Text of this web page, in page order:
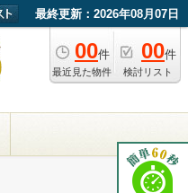
最終更新：2026年08月07日
00件
最近見た物件
00件
検討リスト